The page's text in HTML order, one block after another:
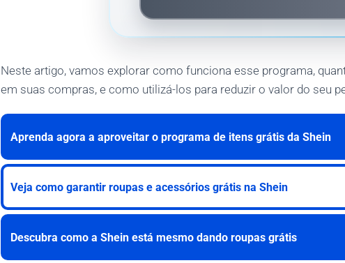
Neste artigo, vamos explorar como funciona esse programa,
em suas compras, e como utilizá-los para reduzir o valor do seu
Aprenda agora a aproveitar o programa de itens grátis da Shein
Veja como garantir roupas e acessórios grátis na Shein
Descubra como a Shein está mesmo dando roupas grátis